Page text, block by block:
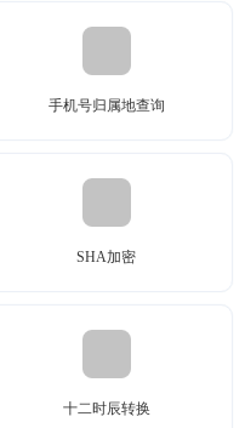
手机号归属地查询
SHA加密
十二时辰转换